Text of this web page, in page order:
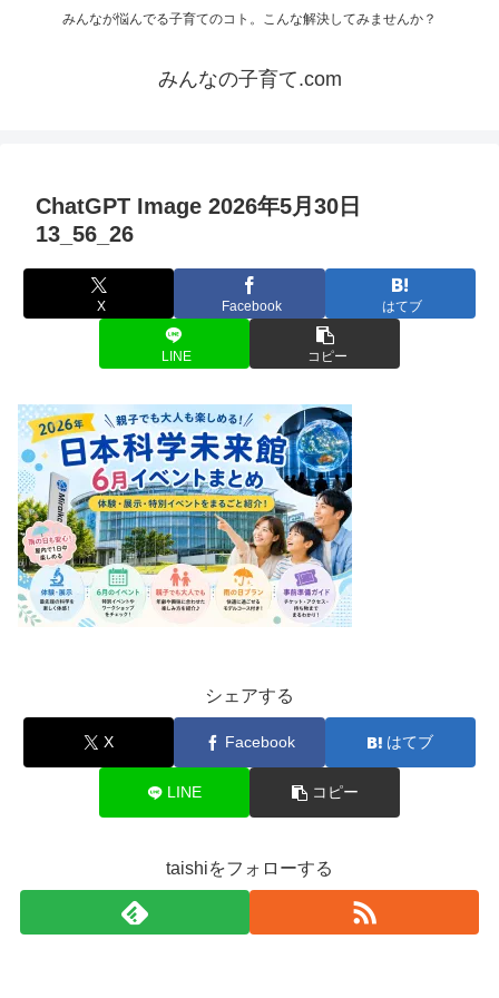
みんなが悩んでる子育てのコト。こんな解決してみませんか？
みんなの子育て.com
ChatGPT Image 2026年5月30日
13_56_26
X Facebook はてブ
LINE コピー
シェアする
X Facebook はてブ
LINE コピー
taishiをフォローする